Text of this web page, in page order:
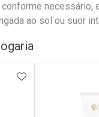
necessário,
ao sol ou suor
ADICIONAR AOS